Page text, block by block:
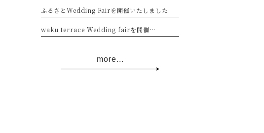
ふるさとWedding Fairを開催いたしました
waku terrace Wedding fairを開催…
more...